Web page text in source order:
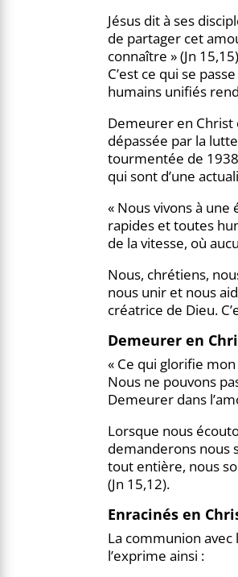
Jésus dit à ses
de partager cet
connaître » (Jn
C’est ce qui se
humains unifiés
Demeurer en Christ
dépassée par la
tourmentée de
qui sont d’une
« Nous vivons à
rapides et toutes
de la vitesse, où
Nous, chrétiens,
nous unir et nous
créatrice de Dieu.
Demeurer en
« Ce qui glorifie
Nous ne pouvons
Demeurer dans
Lorsque nous
demanderons nous
tout entière, nous
(Jn 15,12).
Enracinés en
La communion
l’exprime ainsi :